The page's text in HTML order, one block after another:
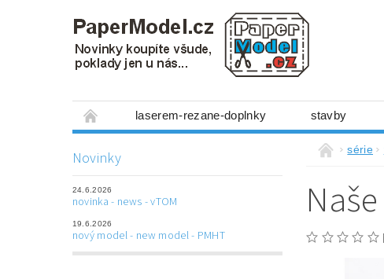
laserem-rezane-doplnky stavby
mechanismy,
laserem řezané doplňky 3D tištěné doplňky
Napište nám Obchodní podmínky
Novinky
24.6.2026
novinka - news - vTOM
19.6.2026
nový model - new model - PMHT
série